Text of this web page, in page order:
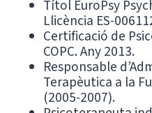
Títol EuroPsy
Llicència ES-
Certificació de
COPC. Any 2013.
Responsable
Terapèutica a la
(2005-2007).